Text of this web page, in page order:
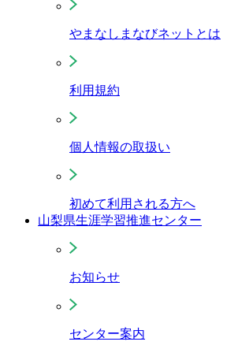
やまなしまなびネットとは
利用規約
個人情報の取扱い
初めて利用される方へ
山梨県生涯学習推進センター
お知らせ
センター案内